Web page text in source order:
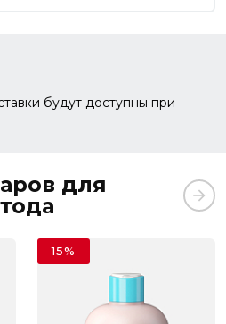
будут доступны при
для
15%